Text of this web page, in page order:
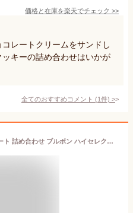
価格と在庫を楽天でチェック >>
レートクリームをサンドし
キーの詰め合わせはいかが
全てのおすすめコメント (1件) >
贈り物におすすめ お菓子アソート 詰め合わせ ブルボン ハイセレクション(包装済) 内祝・出産祝・誕生日・入園・御祝・ギフト・結婚祝・販促ギフト・景品 [ お祝い返し 母の日 父の日 ] 洋菓子セット バレンタイン ホワイトデーお返し 内祝い 快気祝い クッキー